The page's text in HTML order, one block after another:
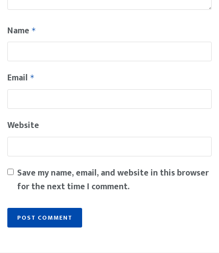
Name *
Email *
Website
Save my name, email, and website in this browser
for the next time I comment.